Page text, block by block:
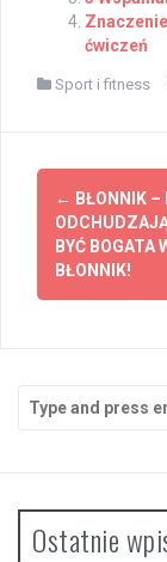
ćwiczeń
Sport i fitness
Post
← BŁONNIK –
BYĆ BOGATA
BŁONNIK!
for:
Ostatnie